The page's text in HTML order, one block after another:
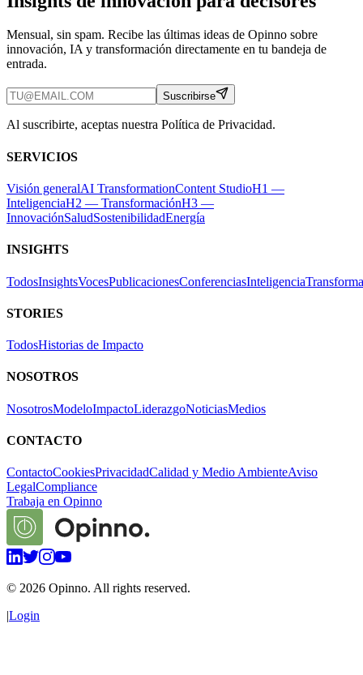
Mensual, sin spam. Recibe las últimas ideas de Opinno sobre
innovación, IA y transformación directamente en tu bandeja de
entrada.
Suscribirse
Al suscribirte, aceptas nuestra Política de Privacidad.
SERVICIOS
Visión generalAI TransformationContent StudioH1 —
InteligenciaH2 — TransformaciónH3 —
InnovaciónSaludSostenibilidadEnergía
INSIGHTS
TodosInsightsVocesPublicacionesConferenciasInteligencia
STORIES
TodosHistorias de Impacto
NOSOTROS
NosotrosModeloImpactoLiderazgoNoticiasMedios
CONTACTO
ContactoCookiesPrivacidadCalidad y Medio AmbienteAviso
LegalCompliance
Trabaja en Opinno
© 2026 Opinno. All rights reserved.
|Login